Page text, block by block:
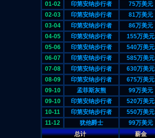
01-02
印第安纳步行者
75万美元
02-03
印第安纳步行者
81万美元
03-04
印第安纳步行者
86万美元
04-05
印第安纳步行者
155万美元
05-06
印第安纳步行者
540万美元
06-07
印第安纳步行者
585万美元
07-08
印第安纳步行者
630万美元
08-09
印第安纳步行者
675万美元
09-10
孟菲斯灰熊
99万美元
09-10
印第安纳步行者
520万美元
10-11
印第安纳步行者
550万美元
11-12
犹他爵士
99万美元
总计
薪金